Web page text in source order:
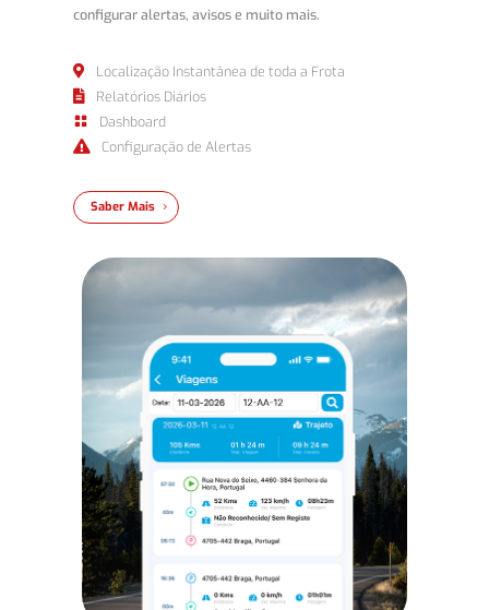
configurar alertas, avisos e muito mais.
 Localização Instantânea de toda a Frota
 Relatórios Diários
 Dashboard
 Configuração de Alertas
Saber Mais